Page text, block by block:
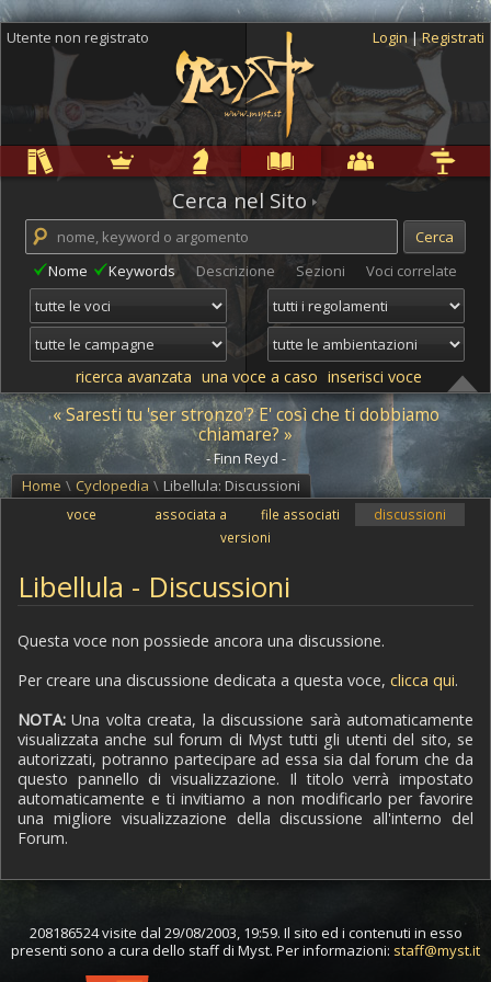
Utente non registrato Login |Registrati
Cerca nel Sito
Nome Keywords Descrizione Sezioni Voci correlate
ricerca avanzata una voce a caso inserisci voce
« Saresti tu 'ser stronzo'? E' così che ti dobbiamo
chiamare? »
- Finn Reyd -
Home \ Cyclopedia \ Libellula: Discussioni
voce associata a file associati
discussioni
versioni
Libellula - Discussioni
Questa voce non possiede ancora una discussione.
Per creare una discussione dedicata a questa voce, clicca qui.
NOTA: Una volta creata, la discussione sarà automaticamente
visualizzata anche sul forum di Myst tutti gli utenti del sito, se
autorizzati, potranno partecipare ad essa sia dal forum che da
questo pannello di visualizzazione. Il titolo verrà impostato
automaticamente e ti invitiamo a non modificarlo per favorire
una migliore visualizzazione della discussione all'interno del
Forum.
208186524 visite dal 29/08/2003, 19:59. Il sito ed i contenuti in esso
presenti sono a cura dello staff di Myst. Per informazioni: staff@myst.it